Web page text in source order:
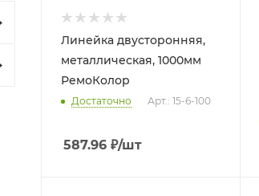
Линейка двусторонняя,
металлическая, 1000мм
РемоКолор
Достаточно Арт.: 15-6-100
587.96 ₽/шт